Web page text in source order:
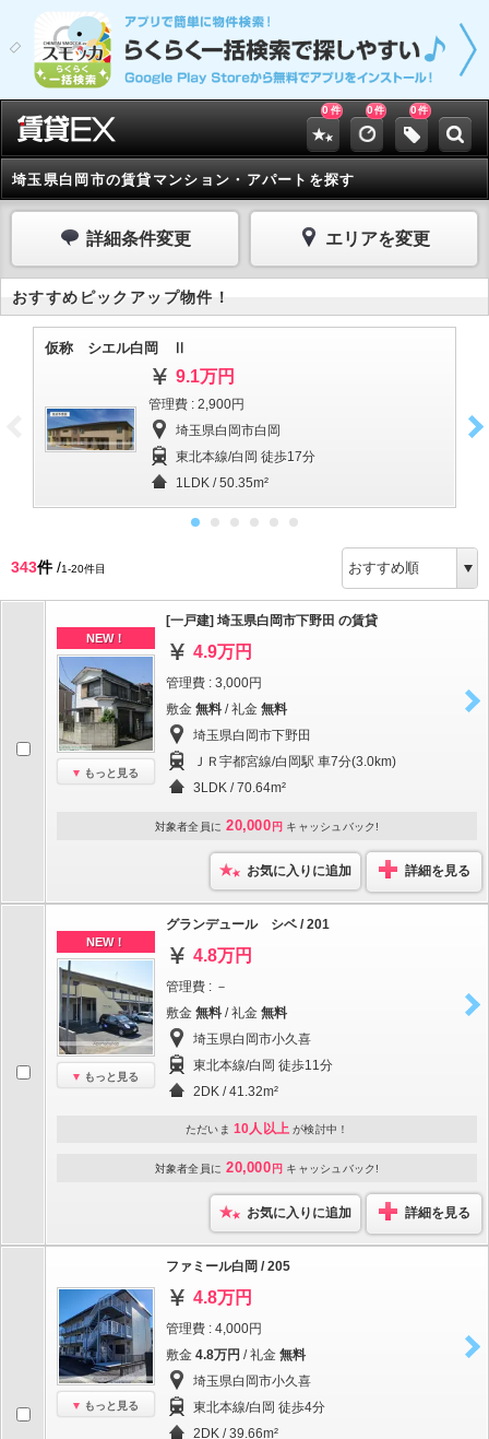
0 件 0件 0件
埼玉県白岡市の賃貸マンション・アパートを探す
詳細条件変更 エリアを変更
おすすめピックアップ物件！
仮称 シエル白岡 Ⅱ
9.1万円
管理費 : 2,900円
埼玉県白岡市白岡
東北本線/白岡 徒歩17分
1LDK / 50.35m²
343件/1-20件目
NEW！
もっと見る
[一戸建] 埼玉県白岡市下野田 の賃貸
4.9万円
管理費 : 3,000円
敷金 無料 / 礼金 無料
埼玉県白岡市下野田
ＪＲ宇都宮線/白岡駅 車7分(3.0km)
3LDK / 70.64m²
対象者全員に 20,000 円 キャッシュバック!
お気に入りに追加 詳細を見る
NEW！
もっと見る
グランデュール シベ / 201
4.8万円
管理費 : －
敷金 無料 / 礼金 無料
埼玉県白岡市小久喜
東北本線/白岡 徒歩11分
2DK / 41.32m²
ただいま 10人以上 が検討中！
対象者全員に 20,000 円 キャッシュバック!
お気に入りに追加 詳細を見る
もっと見る
ファミール白岡 / 205
4.8万円
管理費 : 4,000円
敷金 4.8万円 / 礼金 無料
埼玉県白岡市小久喜
東北本線/白岡 徒歩4分
2DK / 39.66m²